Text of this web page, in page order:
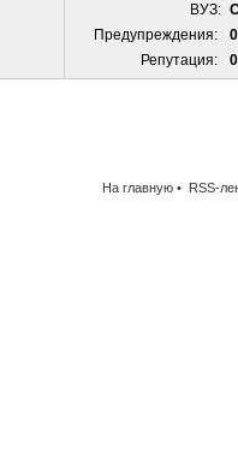
ВУЗ:
Предупреждения:
0
Репутация:
0
На главную • RSS-